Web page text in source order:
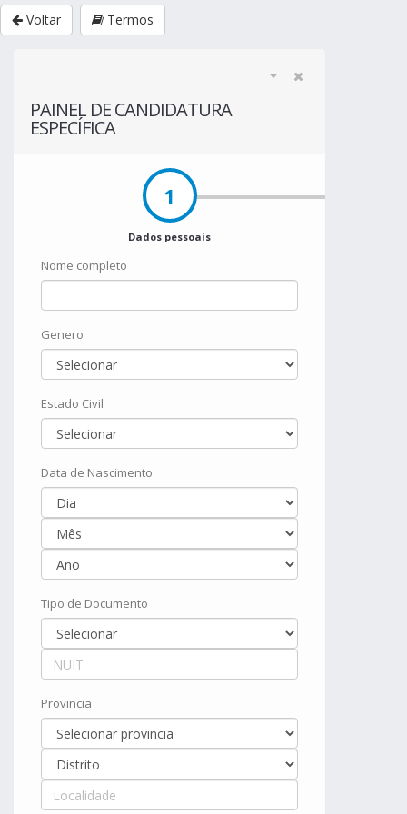
Voltar Termos
PAINEL DE CANDIDATURA
ESPECÍFICA
1
Dados pessoais
Nome completo
Genero
Estado Civil
Data de Nascimento
Tipo de Documento
Provincia